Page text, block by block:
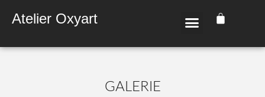
Atelier Oxyart
GALE­RIE